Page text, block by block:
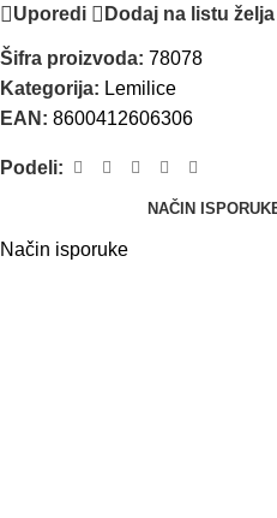
Uporedi Dodaj na listu želja
Šifra proizvoda: 78078
Kategorija: Lemilice
EAN: 8600412606306
Podeli:
NAČIN
Način isporuke